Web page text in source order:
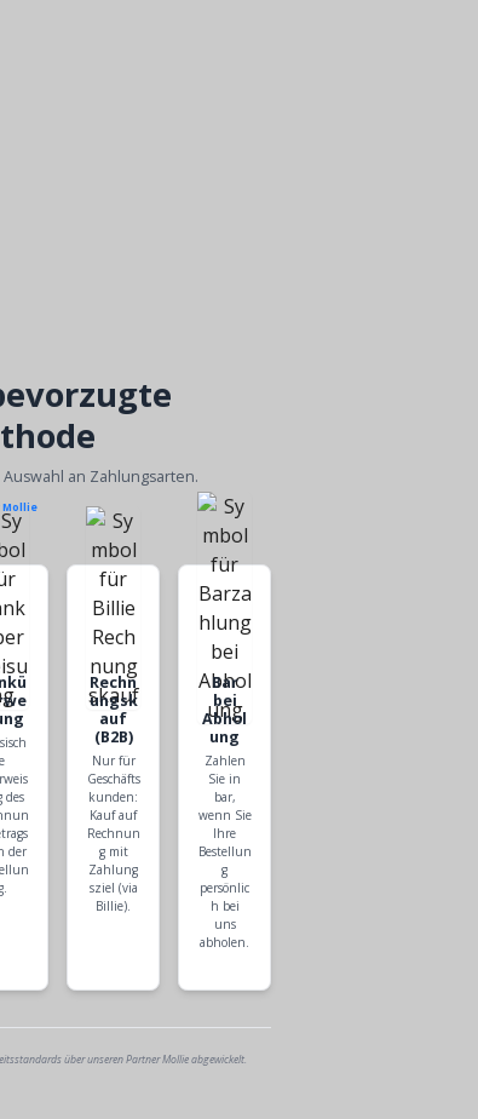
an Zahlungsarten.
Mollie
e
des
der
Rechn
ungsk
auf
(B2B)
Nur für
Geschäfts
kunden:
Kauf auf
Rechnun
g mit
Zahlung
sziel (via
Billie).
Bar
bei
Abhol
ung
Zahlen
Sie in
bar,
wenn Sie
Ihre
Bestellun
g
persönlic
h bei
uns
abholen.
über unseren Partner Mollie abgewickelt.